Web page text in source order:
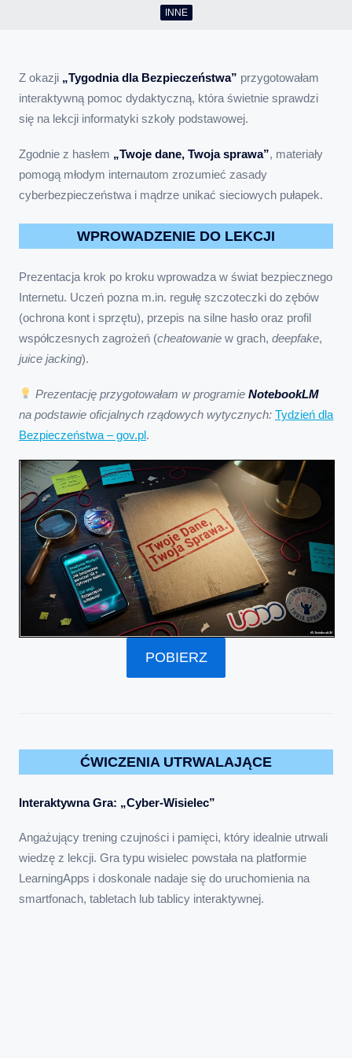
INNE
Z okazji „Tygodnia dla Bezpieczeństwa” przygotowałam
interaktywną pomoc dydaktyczną, która świetnie sprawdzi
się na lekcji informatyki szkoły podstawowej.
Zgodnie z hasłem „Twoje dane, Twoja sprawa”, materiały
pomogą młodym internautom zrozumieć zasady
cyberbezpieczeństwa i mądrze unikać sieciowych pułapek.
WPROWADZENIE DO LEKCJI
Prezentacja krok po kroku wprowadza w świat bezpiecznego
Internetu. Uczeń pozna m.in. regułę szczoteczki do zębów
(ochrona kont i sprzętu), przepis na silne hasło oraz profil
współczesnych zagrożeń (cheatowanie w grach, deepfake,
juice jacking).
Prezentację przygotowałam w programieNotebookLM
na podstawie oficjalnych rządowych wytycznych: Tydzień dla
Bezpieczeństwa – gov.pl.
POBIERZ
ĆWICZENIA UTRWALAJĄCE
Interaktywna Gra: „Cyber-Wisielec”
Angażujący trening czujności i pamięci, który idealnie utrwali
wiedzę z lekcji. Gra typu wisielec powstała na platformie
LearningApps i doskonale nadaje się do uruchomienia na
smartfonach, tabletach lub tablicy interaktywnej.